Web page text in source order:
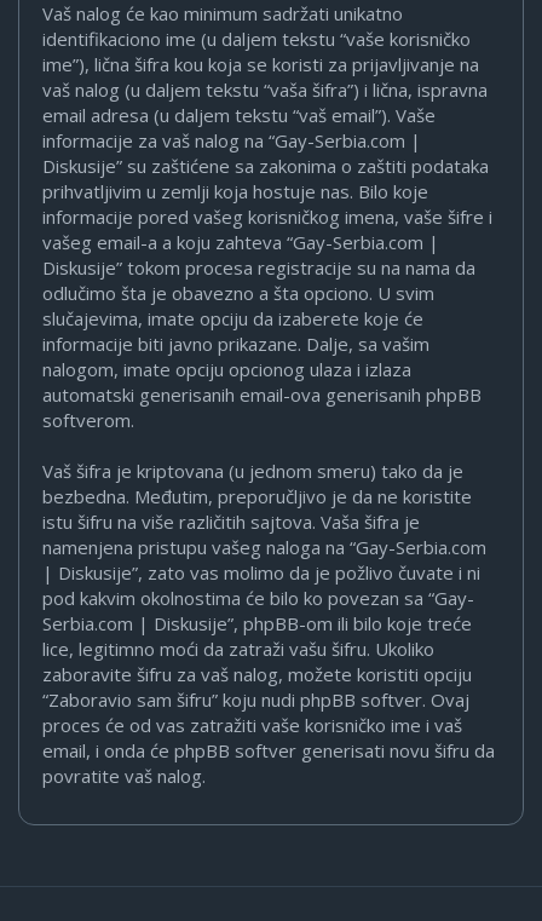
Vaš nalog će kao minimum sadržati unikatno
identifikaciono ime (u daljem tekstu “vaše korisničko
ime”), lična šifra kou koja se koristi za prijavljivanje na
vaš nalog (u daljem tekstu “vaša šifra”) i lična, ispravna
email adresa (u daljem tekstu “vaš email”). Vaše
informacije za vaš nalog na “Gay-Serbia.com |
Diskusije” su zaštićene sa zakonima o zaštiti podataka
prihvatljivim u zemlji koja hostuje nas. Bilo koje
informacije pored vašeg korisničkog imena, vaše šifre i
vašeg email-a a koju zahteva “Gay-Serbia.com |
Diskusije” tokom procesa registracije su na nama da
odlučimo šta je obavezno a šta opciono. U svim
slučajevima, imate opciju da izaberete koje će
informacije biti javno prikazane. Dalje, sa vašim
nalogom, imate opciju opcionog ulaza i izlaza
automatski generisanih email-ova generisanih phpBB
softverom.
Vaš šifra je kriptovana (u jednom smeru) tako da je
bezbedna. Međutim, preporučljivo je da ne koristite
istu šifru na više različitih sajtova. Vaša šifra je
namenjena pristupu vašeg naloga na “Gay-Serbia.com
| Diskusije”, zato vas molimo da je požlivo čuvate i ni
pod kakvim okolnostima će bilo ko povezan sa “Gay-
Serbia.com | Diskusije”, phpBB-om ili bilo koje treće
lice, legitimno moći da zatraži vašu šifru. Ukoliko
zaboravite šifru za vaš nalog, možete koristiti opciju
“Zaboravio sam šifru” koju nudi phpBB softver. Ovaj
proces će od vas zatražiti vaše korisničko ime i vaš
email, i onda će phpBB softver generisati novu šifru da
povratite vaš nalog.